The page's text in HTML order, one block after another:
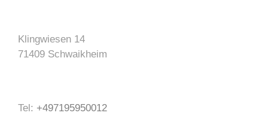
Klingwiesen 14
71409 Schwaikheim
Tel: +497195950012